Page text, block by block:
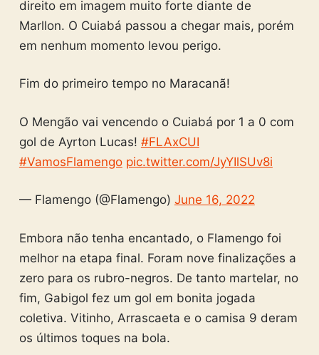
direito em imagem muito forte diante de
Marllon. O Cuiabá passou a chegar mais, porém
em nenhum momento levou perigo.
Fim do primeiro tempo no Maracanã!
O Mengão vai vencendo o Cuiabá por 1 a 0 com
gol de Ayrton Lucas! #FLAxCUI
#VamosFlamengo pic.twitter.com/JyYIlSUv8i
— Flamengo (@Flamengo) June 16, 2022
Embora não tenha encantado, o Flamengo foi
melhor na etapa final. Foram nove finalizações a
zero para os rubro-negros. De tanto martelar, no
fim, Gabigol fez um gol em bonita jogada
coletiva. Vitinho, Arrascaeta e o camisa 9 deram
os últimos toques na bola.